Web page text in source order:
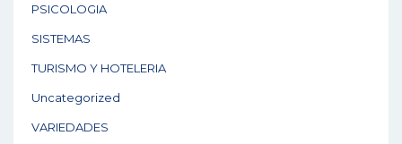
PSICOLOGIA
SISTEMAS
TURISMO Y HOTELERIA
Uncategorized
VARIEDADES